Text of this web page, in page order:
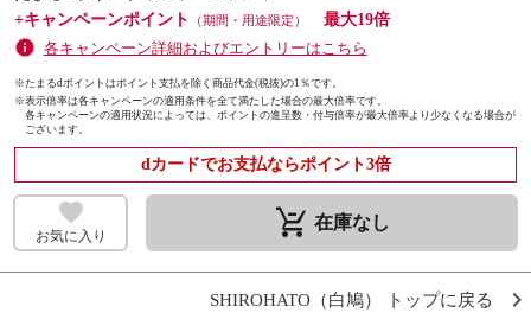
+キャンペーンポイント
（期間・用途限定）
最大19倍
各キャンペーン詳細およびエントリーはこちら
※たまるdポイントはポイント支払を除く商品代金(税抜)の1％です。
※表示倍率は各キャンペーンの適用条件を全て満たした場合の最大倍率です。
各キャンペーンの適用状況によっては、ポイントの進呈数・付与倍率が最大倍率より少なくなる場合が
ございます。
dカードでお支払ならポイント3倍
お気に入り remove_shopping_cart 在庫なし
SHIROHATO（白鳩） トップに戻る